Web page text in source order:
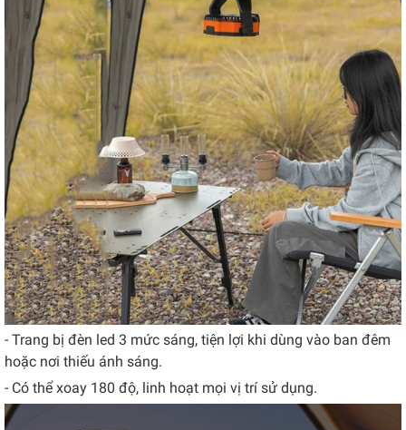
- Trang bị đèn led 3 mức sáng, tiện lợi khi dùng vào ban đêm
hoặc nơi thiếu ánh sáng.
- Có thể xoay 180 độ, linh hoạt mọi vị trí sử dụng.